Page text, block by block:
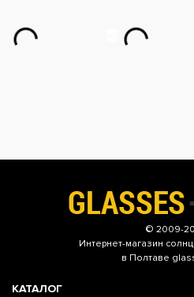
© 2009-
Интернет-магазин
в Полтаве
КАТАЛОГ